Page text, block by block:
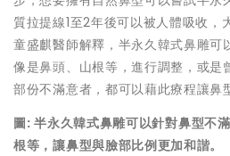
質拉提線1至2年後可以被人體吸收，
童盛麒醫師解釋，半永久韓式鼻雕可
像是鼻頭、山根等，進行調整，或是
部份不滿意者，都可以藉此療程讓鼻
圖:半永久韓式鼻雕可以針對鼻型不
根等，讓鼻型與臉部比例更加和諧